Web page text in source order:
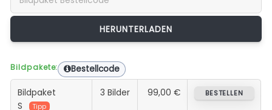
Bildpakete: Bestellcode
Bildpaket
S
Tipp
3 Bilder 99,00 € BESTELLEN